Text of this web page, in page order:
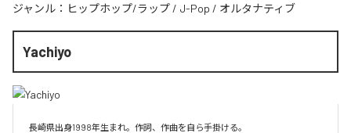
ジャンル： ヒップホップ/ラップ / J-Pop / オルタナティブ
Yachiyo
長崎県出身1998年生まれ。作詞、作曲を自ら手掛ける。